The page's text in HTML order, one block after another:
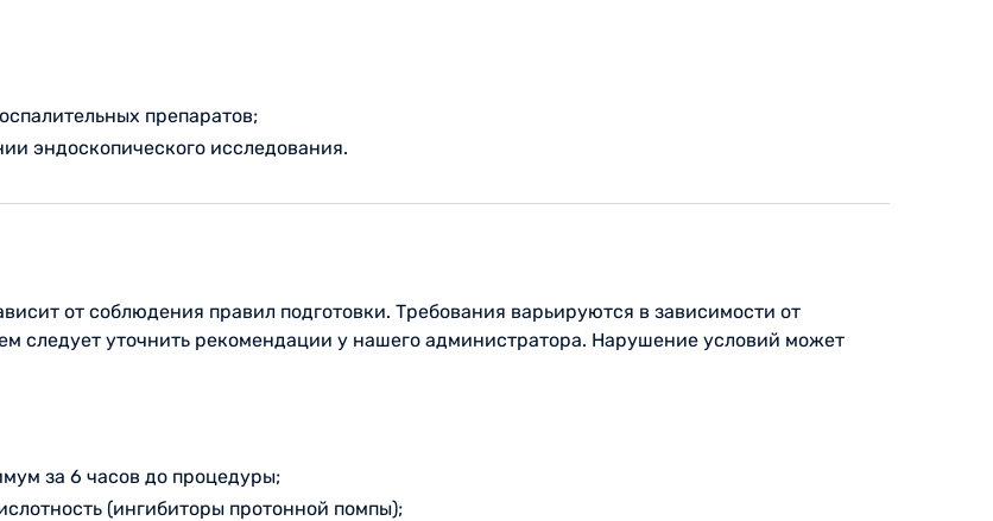
препаратов;
эндоскопического исследования.
от соблюдения правил подготовки. Требования варьируются в зависимости от
следует уточнить рекомендации у нашего администратора. Нарушение условий может
за 6 часов до процедуры;
(ингибиторы протонной помпы);